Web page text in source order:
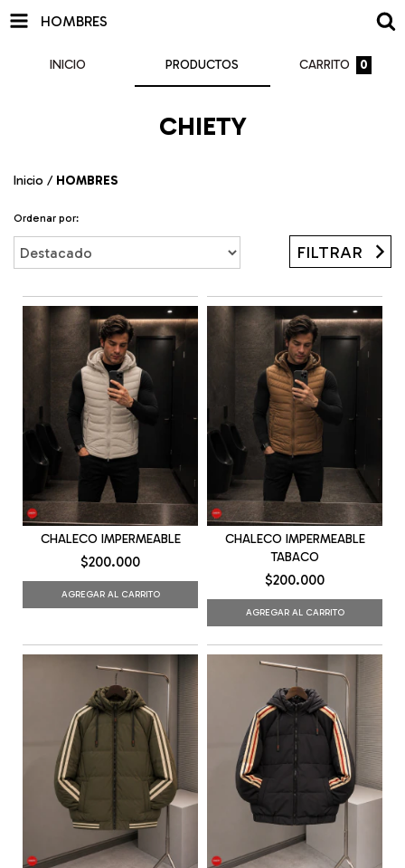
HOMBRES
INICIO PRODUCTOS CARRITO 0
CHIETY
Inicio / HOMBRES
Ordenar por:
FILTRAR
CHALECO IMPERMEABLE
$200.000
AGREGAR AL CARRITO
CHALECO IMPERMEABLE
TABACO
$200.000
AGREGAR AL CARRITO